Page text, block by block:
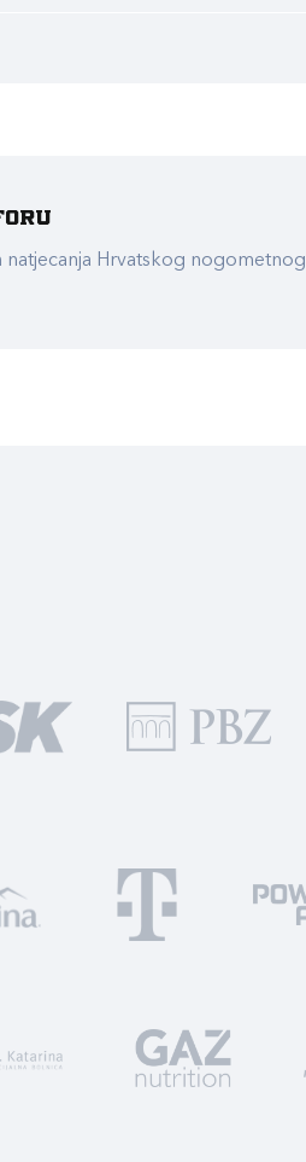
Hrvatskog nogometnog